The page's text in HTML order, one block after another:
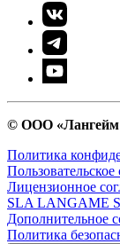
© ООО «Лангейм
Политика
Лицензионное
SLA LANGAME
Дополнительное
Политика